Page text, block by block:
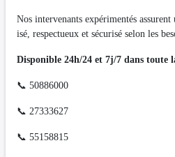
Nos intervenants expérimentés
isé, respectueux et sécurisé selon les
Disponible 24h/24 et 7j/7 dans toute
📞 50886000
📞 27333627
📞 55158815